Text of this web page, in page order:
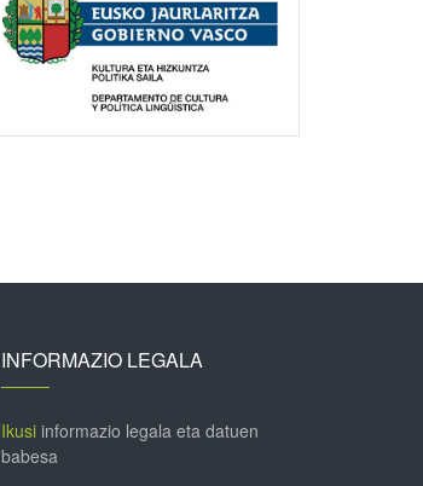
INFORMAZIO LEGALA
Ikusiinformazio legala eta datuen
babesa